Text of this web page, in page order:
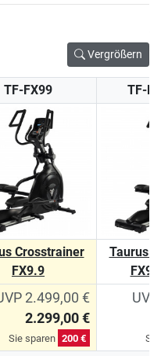
Vergrößern
TF-FX99 TF-
Crosstrainer
FX9.9
Taurus
2.499,00 €
2.299,00 €
Sie sparen 200 €